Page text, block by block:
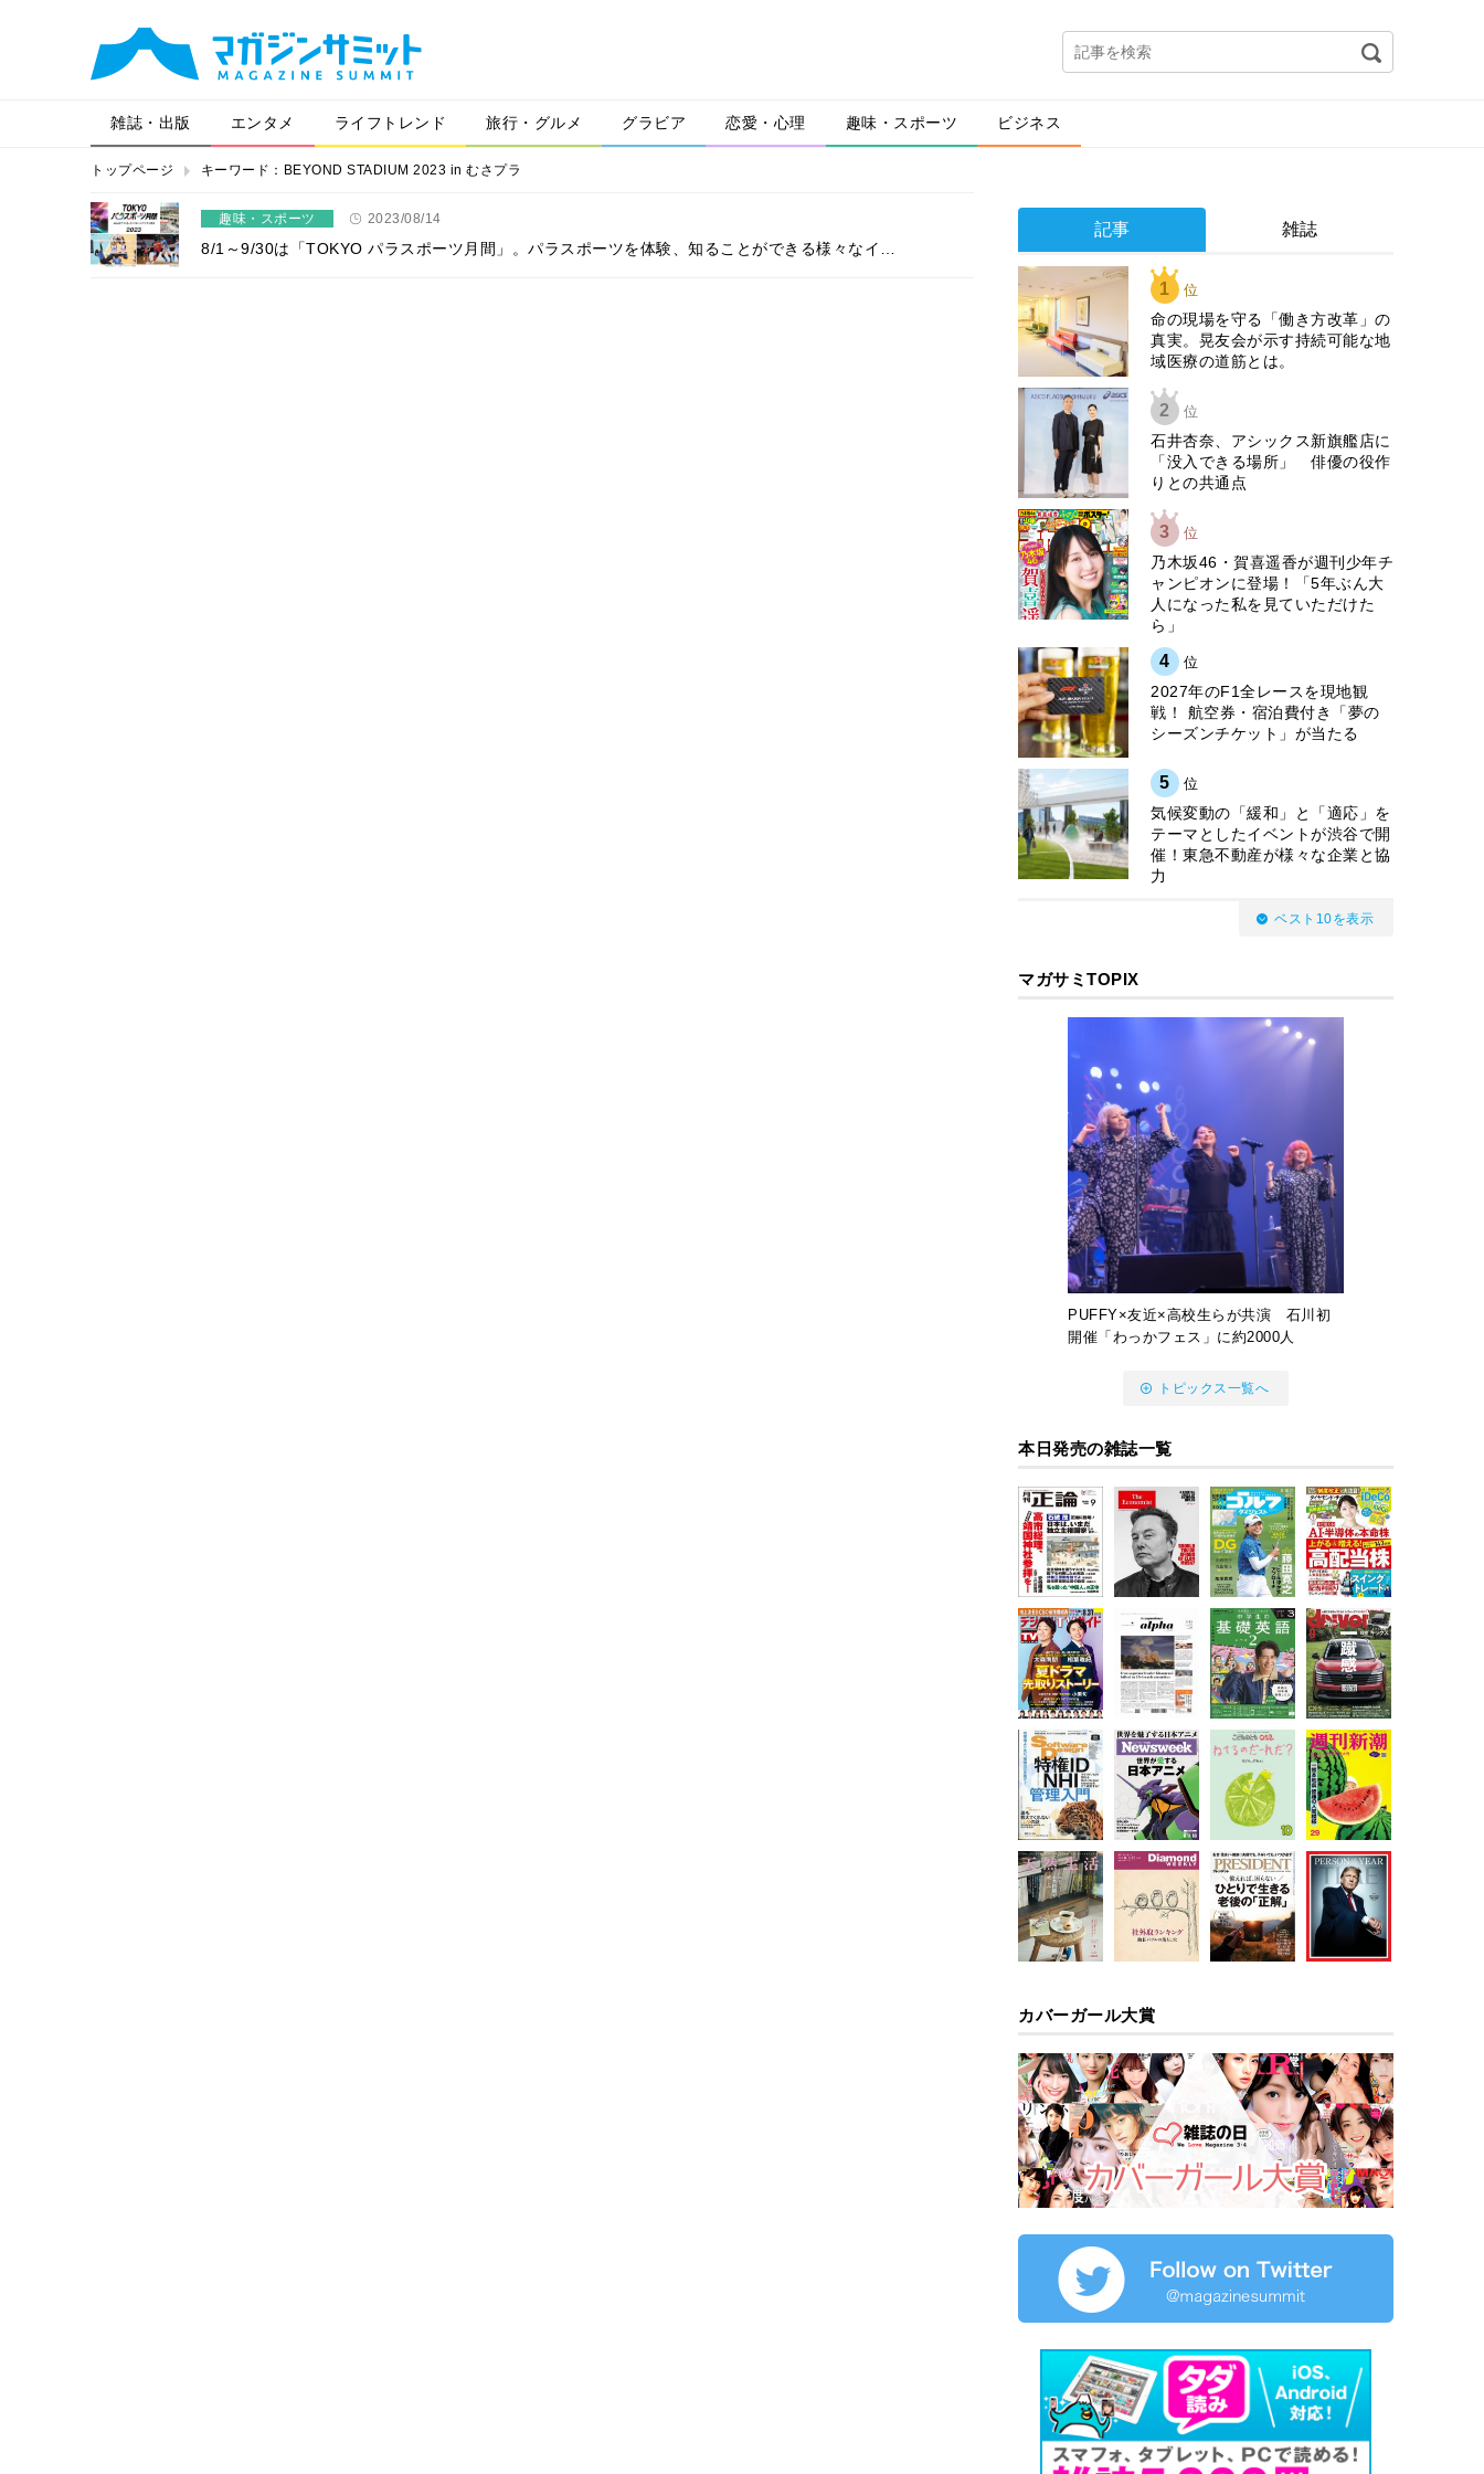
雑誌・出版 エンタメ ライフトレンド 旅行・グルメ グラビア 恋愛・心理 趣味・スポーツ ビジネス
トップページ キーワード：BEYOND STADIUM 2023 in むさプラ
趣味・スポーツ 2023/08/14
8/1～9/30は「TOKYO パラスポーツ月間」。パラスポーツを体験、知ることができる様々なイ…
記事 雑誌
1 位
​命の現場を守る「働き方改革」の
真実。晃友会が示す持続可能な地
域医療の道筋とは。
2 位
石井杏奈、アシックス新旗艦店に
「没入できる場所」 俳優の役作
りとの共通点
3 位
乃木坂46・賀喜遥香が週刊少年チ
ャンピオンに登場！「5年ぶん大
人になった私を見ていただけた
ら」
4 位
2027年のF1全レースを現地観
戦！ 航空券・宿泊費付き「夢の
シーズンチケット」が当たる
5 位
気候変動の「緩和」と「適応」を
テーマとしたイベントが渋谷で開
催！東急不動産が様々な企業と協
力
ベスト10を表示
マガサミTOPIX
PUFFY×友近×高校生らが共演 石川初
開催「わっかフェス」に約2000人
トピックス一覧へ
本日発売の雑誌一覧
カバーガール大賞